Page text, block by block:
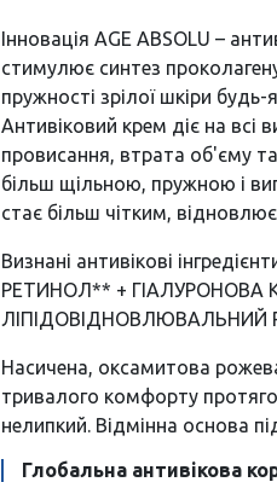
Інновація AGE ABSOLU –
стимулює синтез
пружності зрілої шкіри будь-
Антивіковий крем діє на всі
провисання, втрата об'єму
більш щільною, пружною і
стає більш чітким,
Визнані антивікові
РЕТИНОЛ** + ГІАЛУРОНОВА
Насичена, оксамитова
тривалого комфорту
нелипкий. Відмінна основа
Глобальна антивікова